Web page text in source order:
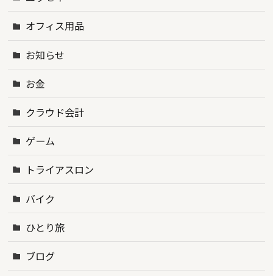
オフィス用品
お知らせ
お金
クラウド会計
ゲーム
トライアスロン
バイク
ひとり旅
ブログ